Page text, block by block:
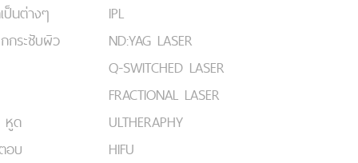
นต่างๆ
ระชับผิว
หูด
อบ
IPL
ND:YAG LASER
Q-SWITCHED LASER
FRACTIONAL LASER
ULTHERAPHY
HIFU